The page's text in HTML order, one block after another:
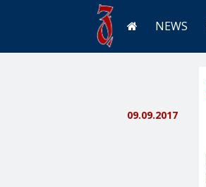
NEWS
09.09.2017